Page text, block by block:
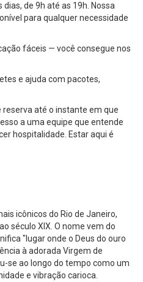
de 9h até as 19h. Nossa
para qualquer necessidade
fáceis — você consegue nos
e ajuda com pacotes,
até o instante em que
a uma equipe que entende
hospitalidade. Estar aqui é
icônicos do Rio de Janeiro,
século XIX. O nome vem do
"lugar onde o Deus do ouro
à adorada Virgem de
se ao longo do tempo como um
e vibração carioca.